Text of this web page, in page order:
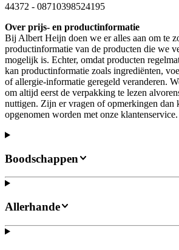
44372 - 08710398524195
Over prijs- en productinformatie
Bij Albert Heijn doen we er alles aan om te
productinformatie van de producten die we
mogelijk is. Echter, omdat producten
kan productinformatie zoals ingrediënten,
of allergie-informatie geregeld veranderen.
om altijd eerst de verpakking te lezen
nuttigen. Zijn er vragen of opmerkingen dan
opgenomen worden met onze klantenservice.
Boodschappen
Allerhande